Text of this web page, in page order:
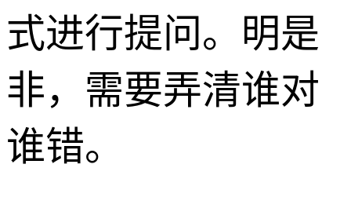
式进行提问。明是
非，需要弄清谁对
谁错。